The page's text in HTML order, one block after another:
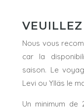
Nous vous
car la
saison. Le
Levi ou Ylläs le
Un minimum de